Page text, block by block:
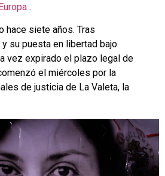
.
hace siete años. Tras
su puesta en libertad bajo
vez expirado el plazo legal de
el miércoles por la
de justicia de La Valeta, la